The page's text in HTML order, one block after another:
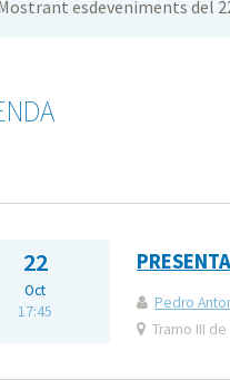
esdeveniments del
22
Oct
17:45
Pedro
Tramo III